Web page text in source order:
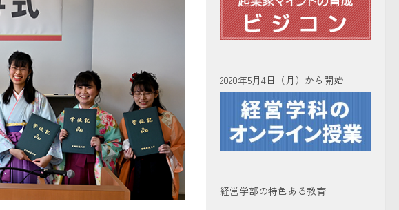
2020年5月4日（月）から開始
経営学部の特色ある教育